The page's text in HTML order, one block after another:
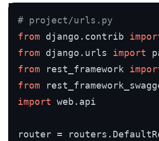
# project/urls.py
from django.contrib
from django.urls import
from rest_framework
from
import web.api
router =